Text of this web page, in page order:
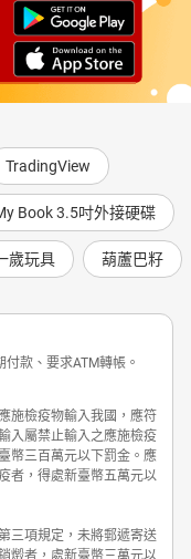
TradingView
Book 3.5吋外接硬碟
歲玩具 葫蘆巴籽
款、要求ATM轉帳。
施檢疫物輸入我國，應符
入屬禁止輸入之應施檢疫
幣三百萬元以下罰金。應
者，得處新臺幣五萬元以
三項規定，未將郵遞寄送
燬者，處新臺幣三萬元以